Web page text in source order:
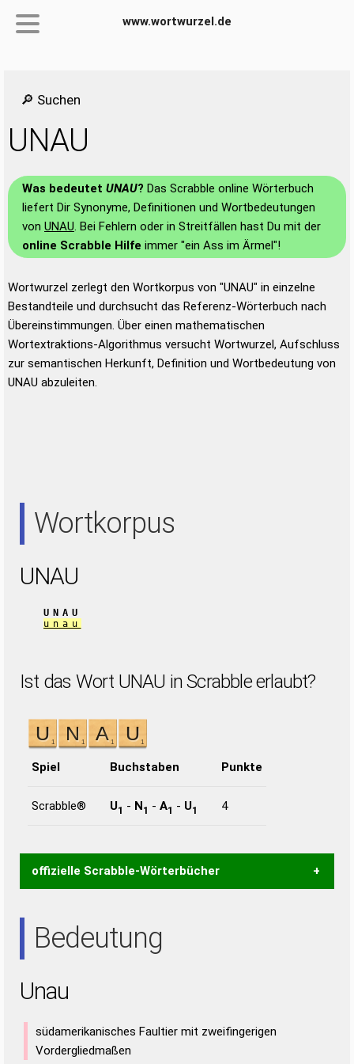
www.wortwurzel.de
🔎 Suchen
UNAU
Was bedeutet UNAU? Das Scrabble online Wörterbuch
liefert Dir Synonyme, Definitionen und Wortbedeutungen
von UNAU. Bei Fehlern oder in Streitfällen hast Du mit der
online Scrabble Hilfe immer "ein Ass im Ärmel"!
Wortwurzel zerlegt den Wortkorpus von "UNAU" in einzelne
Bestandteile und durchsucht das Referenz-Wörterbuch nach
Übereinstimmungen. Über einen mathematischen
Wortextraktions-Algorithmus versucht Wortwurzel, Aufschluss
zur semantischen Herkunft, Definition und Wortbedeutung von
UNAU abzuleiten.
Wortkorpus
UNAU
UNAU
unau
Ist das Wort UNAU in Scrabble erlaubt?
Spiel Buchstaben Punkte
Scrabble® U1 - N1 - A1 - U1 4
offizielle Scrabble-Wörterbücher
Wortanalyse-Algorithmus gute Anhaltspunkte zu
Wortbedeutung, Worttrennung und Wortform, um die
bestimmen!
Duden – Standardwerk in 12 Bänden
Bedeutung
Unau
südamerikanisches Faultier mit zweifingerigen
Vordergliedmaßen